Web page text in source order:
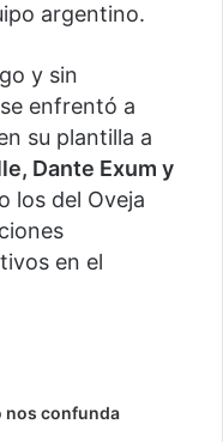
argentino.
y sin
enfrentó a
su plantilla a
Dante Exum y
los del Oveja
en el
nos confunda